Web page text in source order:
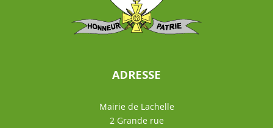
ADRESSE
Mairie de Lachelle
2 Grande rue